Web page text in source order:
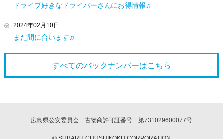
ドライブ好きなドライバーさんにお得情報♫
2024年02月10日
まだ間に合います♫
すべてのバックナンバーはこちら
広島県公安委員会 古物商許可証番号 第731029600077号